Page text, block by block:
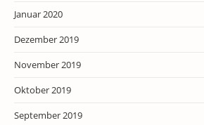
Januar 2020
Dezember 2019
November 2019
Oktober 2019
September 2019